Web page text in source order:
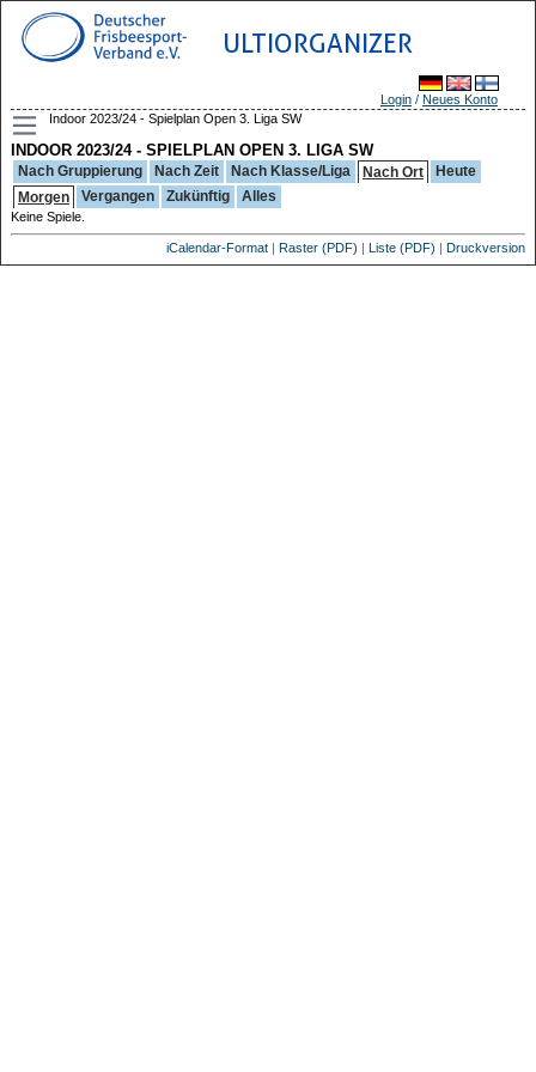
ULTIORGANIZER
Login / Neues Konto
Indoor 2023/24 - Spielplan Open 3. Liga SW
INDOOR 2023/24 - SPIELPLAN OPEN 3. LIGA SW
Nach Gruppierung Nach Zeit Nach Klasse/Liga Nach Ort
Heute
Morgen
Vergangen Zukünftig Alles
Keine Spiele.
iCalendar-Format | Raster (PDF) | Liste (PDF) | Druckversion